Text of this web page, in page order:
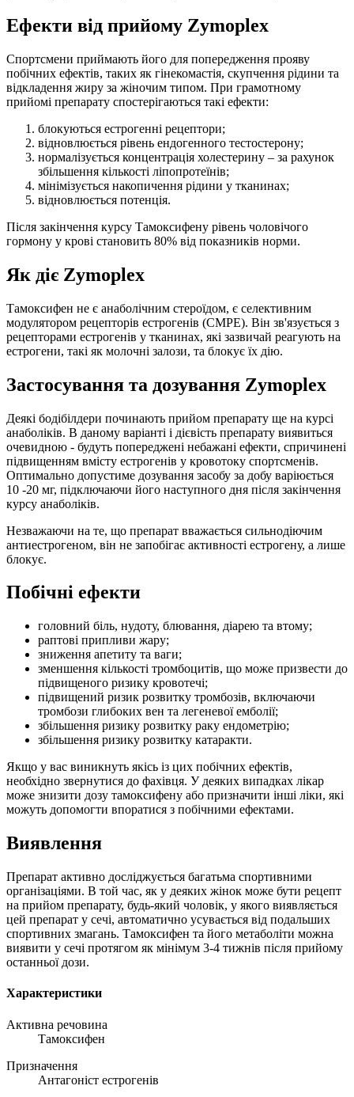
Ефекти від прийому Zymoplex
Спортсмени приймають його для попередження прояву
побічних ефектів, таких як гінекомастія, скупчення рідини та
відкладення жиру за жіночим типом. При грамотному
прийомі препарату спостерігаються такі ефекти:
блокуються естрогенні рецептори;
відновлюється рівень ендогенного тестостерону;
нормалізується концентрація холестерину – за рахунок
збільшення кількості ліпопротеїнів;
мінімізується накопичення рідини у тканинах;
відновлюється потенція.
Після закінчення курсу Тамоксифену рівень чоловічого
гормону у крові становить 80% від показників норми.
Як діє Zymoplex
Тамоксифен не є анаболічним стероїдом, є селективним
модулятором рецепторів естрогенів (СМРЕ). Він зв'язується з
рецепторами естрогенів у тканинах, які зазвичай реагують на
естрогени, такі як молочні залози, та блокує їх дію.
Застосування та дозування Zymoplex
Деякі бодібілдери починають прийом препарату ще на курсі
анаболіків. В даному варіанті і дієвість препарату виявиться
очевидною - будуть попереджені небажані ефекти, спричинені
підвищенням вмісту естрогенів у кровотоку спортсменів.
Оптимально допустиме дозування засобу за добу варіюється
10 -20 мг, підключаючи його наступного дня після закінчення
курсу анаболіків.
Незважаючи на те, що препарат вважається сильнодіючим
антиестрогеном, він не запобігає активності естрогену, а лише
блокує.
Побічні ефекти
головний біль, нудоту, блювання, діарею та втому;
раптові припливи жару;
зниження апетиту та ваги;
зменшення кількості тромбоцитів, що може призвести до
підвищеного ризику кровотечі;
підвищений ризик розвитку тромбозів, включаючи
тромбози глибоких вен та легеневої емболії;
збільшення ризику розвитку раку ендометрію;
збільшення ризику розвитку катаракти.
Якщо у вас виникнуть якісь із цих побічних ефектів,
необхідно звернутися до фахівця. У деяких випадках лікар
може знизити дозу тамоксифену або призначити інші ліки, які
можуть допомогти впоратися з побічними ефектами.
Виявлення
Препарат активно досліджується багатьма спортивними
організаціями. В той час, як у деяких жінок може бути рецепт
на прийом препарату, будь-який чоловік, у якого виявляється
цей препарат у сечі, автоматично усувається від подальших
спортивних змагань. Тамоксифен та його метаболіти можна
виявити у сечі протягом як мінімум 3-4 тижнів після прийому
останньої дози.
Характеристики
Активна речовина
Тамоксифен
Призначення
Антагоніст естрогенів